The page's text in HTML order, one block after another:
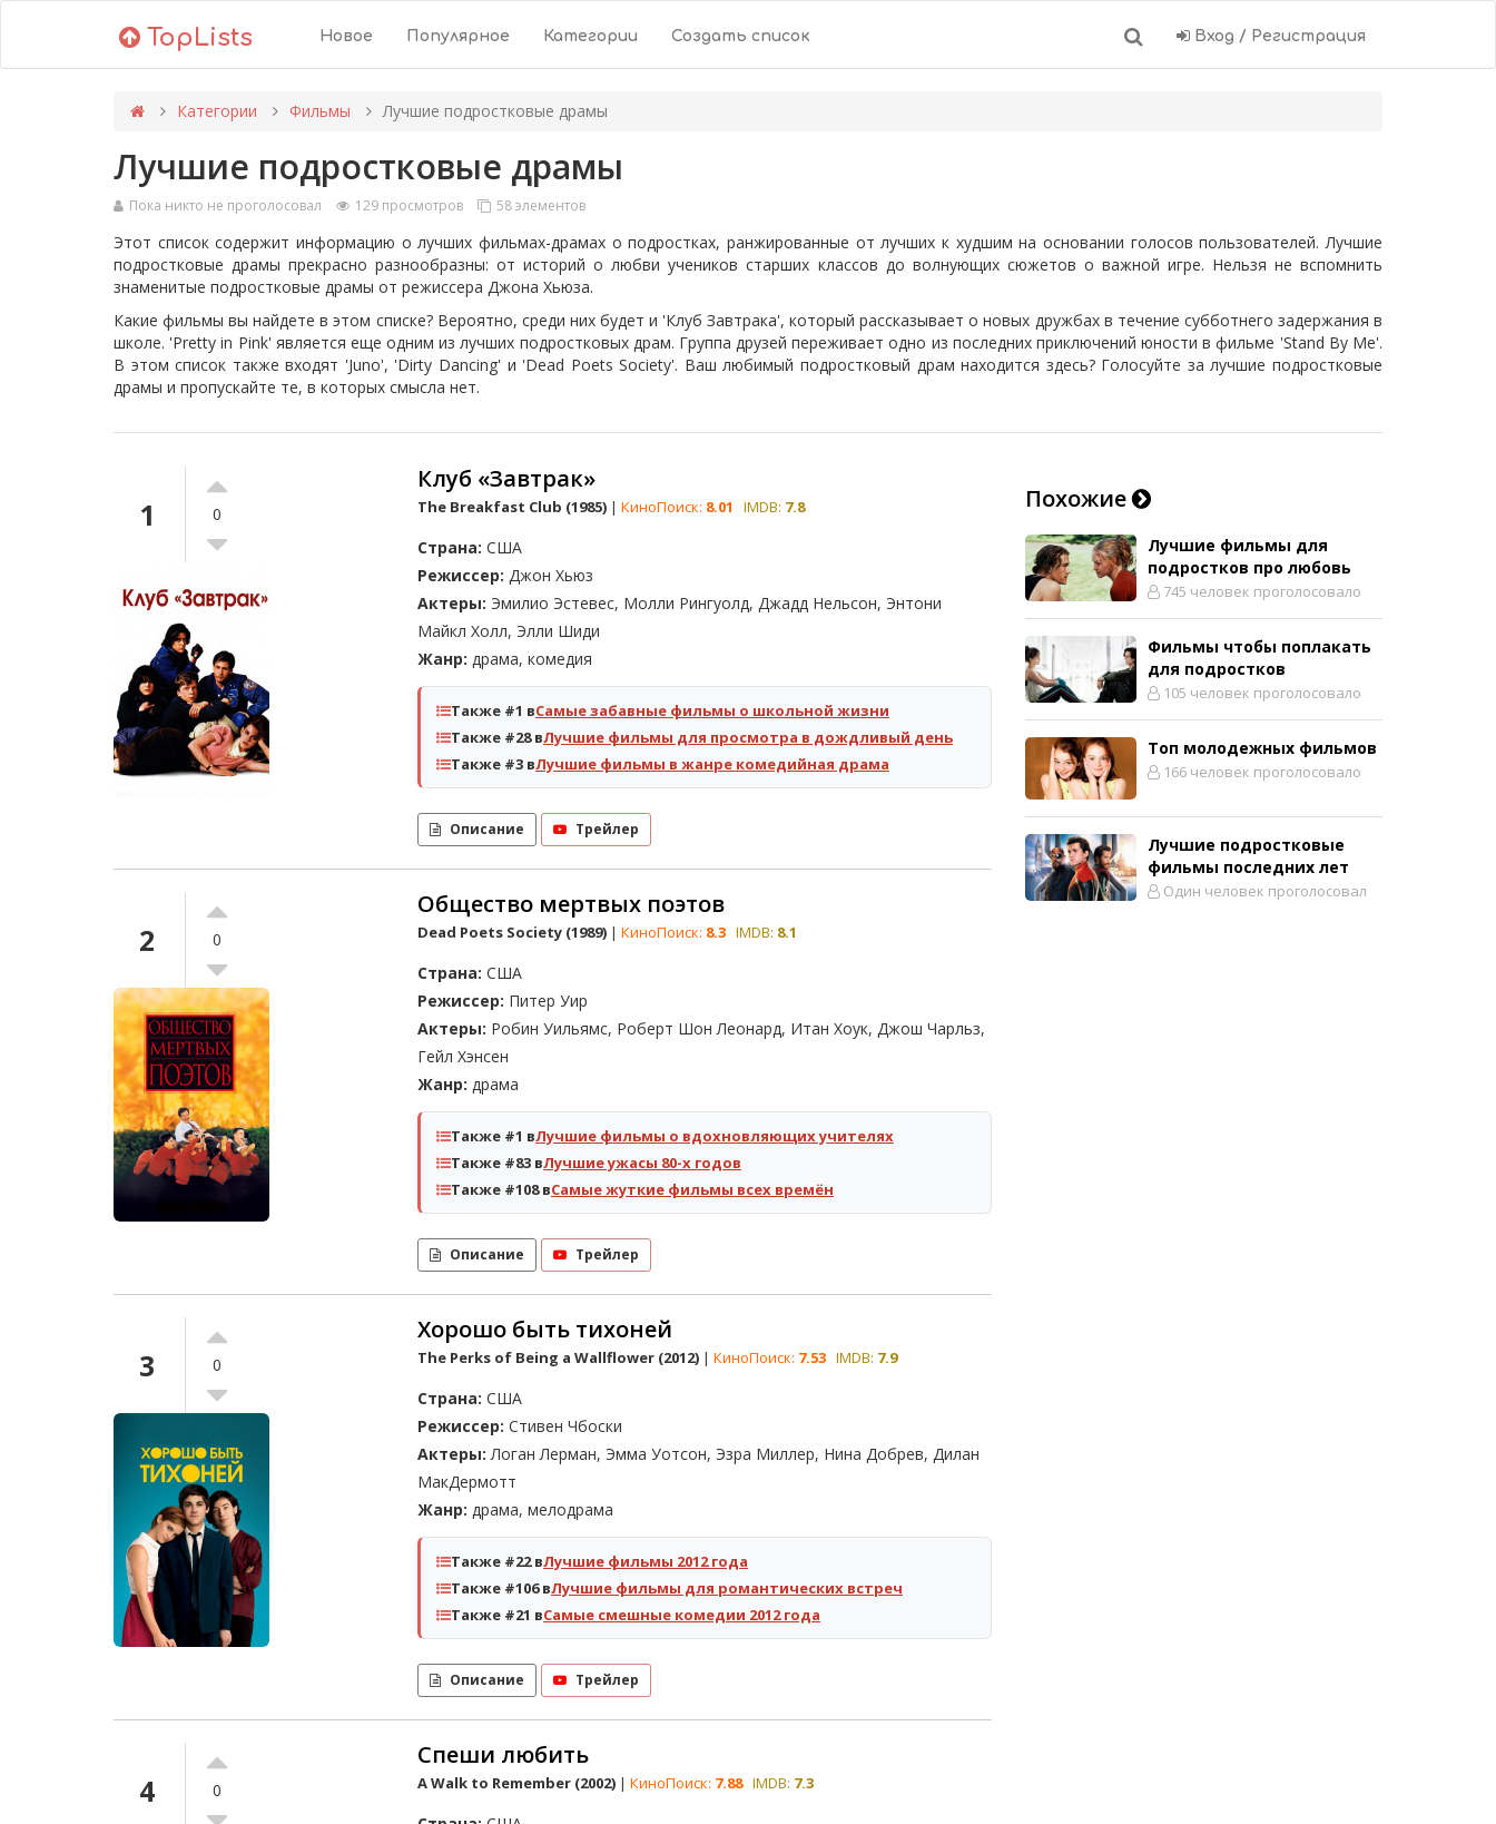
TopLists Новое Популярное Категории Создать список Вход / Регистрация
Категории Фильмы Лучшие подростковые драмы
Лучшие подростковые драмы
Пока никто не проголосовал 129 просмотров 58 элементов
Этот список содержит информацию о лучших фильмах-драмах о подростках, ранжированные от лучших к худшим на основании голосов пользователей. Лучшие
подростковые драмы прекрасно разнообразны: от историй о любви учеников старших классов до волнующих сюжетов о важной игре. Нельзя не вспомнить
знаменитые подростковые драмы от режиссера Джона Хьюза.
Какие фильмы вы найдете в этом списке? Вероятно, среди них будет и 'Клуб Завтрака', который рассказывает о новых дружбах в течение субботнего задержания в
школе. 'Pretty in Pink' является еще одним из лучших подростковых драм. Группа друзей переживает одно из последних приключений юности в фильме 'Stand By Me'.
В этом список также входят 'Juno', 'Dirty Dancing' и 'Dead Poets Society'. Ваш любимый подростковый драм находится здесь? Голосуйте за лучшие подростковые
драмы и пропускайте те, в которых смысла нет.
1 0
Клуб «Завтрак»
The Breakfast Club (1985)| КиноПоиск: 8.01 IMDB: 7.8
Страна: США
Режиссер: Джон Хьюз
Актеры: Эмилио Эстевес, Молли Рингуолд, Джадд Нельсон, Энтони
Майкл Холл, Элли Шиди
Жанр: драма, комедия
Также #1 вСамые забавные фильмы о школьной жизни
Также #28 вЛучшие фильмы для просмотра в дождливый день
Также #3 вЛучшие фильмы в жанре комедийная драма
Описание Трейлер
2 0
Общество мертвых поэтов
Dead Poets Society (1989)| КиноПоиск: 8.3 IMDB: 8.1
Страна: США
Режиссер: Питер Уир
Актеры: Робин Уильямс, Роберт Шон Леонард, Итан Хоук, Джош Чарльз,
Гейл Хэнсен
Жанр: драма
Также #1 вЛучшие фильмы о вдохновляющих учителях
Также #83 вЛучшие ужасы 80-х годов
Также #108 вСамые жуткие фильмы всех времён
Описание Трейлер
3 0
Хорошо быть тихоней
The Perks of Being a Wallflower (2012)| КиноПоиск: 7.53 IMDB: 7.9
Страна: США
Режиссер: Стивен Чбоски
Актеры: Логан Лерман, Эмма Уотсон, Эзра Миллер, Нина Добрев, Дилан
МакДермотт
Жанр: драма, мелодрама
Также #22 вЛучшие фильмы 2012 года
Также #106 вЛучшие фильмы для романтических встреч
Также #21 вСамые смешные комедии 2012 года
Описание Трейлер
4 0
Спеши любить
A Walk to Remember (2002)| КиноПоиск: 7.88 IMDB: 7.3
Похожие
Лучшие фильмы для
подростков про любовь
745 человек проголосовало
Фильмы чтобы поплакать
для подростков
105 человек проголосовало
Топ молодежных фильмов
166 человек проголосовало
Лучшие подростковые
фильмы последних лет
Один человек проголосовал